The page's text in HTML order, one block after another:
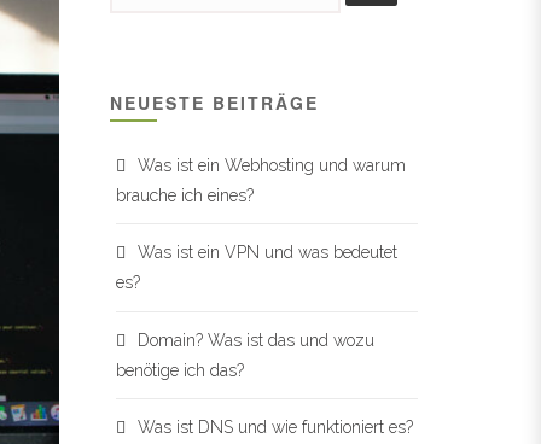
NEUESTE BEITRÄGE
Was ist ein Webhosting und warum
brauche ich eines?
Was ist ein VPN und was bedeutet
es?
Domain? Was ist das und wozu
benötige ich das?
Was ist DNS und wie funktioniert es?